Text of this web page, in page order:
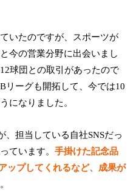
いたのですが、スポーツが
今の営業分野に出会いまし
球団との取引があったので
リーグも開拓して、今では10
になりました。
担当している自社SNSだっ
ています。手掛けた記念品
ップしてくれるなど、成果が